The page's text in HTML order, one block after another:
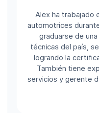
Alex ha trabajado
automotrices
graduarse de
técnicas del país,
logrando la
También tiene
servicios y gerente